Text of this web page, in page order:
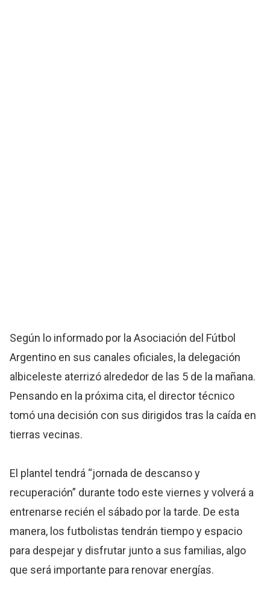
Según lo informado por la Asociación del Fútbol
Argentino en sus canales oficiales, la delegación
albiceleste aterrizó alrededor de las 5 de la mañana.
Pensando en la próxima cita, el director técnico
tomó una decisión con sus dirigidos tras la caída en
tierras vecinas.
El plantel tendrá “jornada de descanso y
recuperación” durante todo este viernes y volverá a
entrenarse recién el sábado por la tarde. De esta
manera, los futbolistas tendrán tiempo y espacio
para despejar y disfrutar junto a sus familias, algo
que será importante para renovar energías.